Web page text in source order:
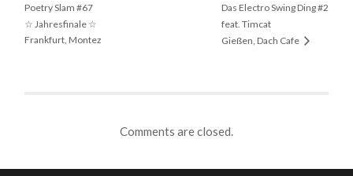
Poetry Slam #67
☆ Jahresfinale ☆
Frankfurt, Montez
Das Electro Swing Ding #2
feat. Timcat
Gießen, Dach Cafe
Comments are closed.